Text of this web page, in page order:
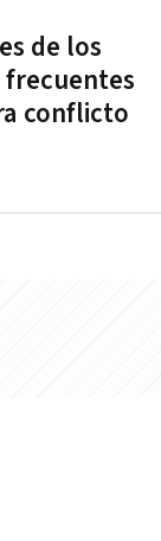
de los
frecuentes
conflicto